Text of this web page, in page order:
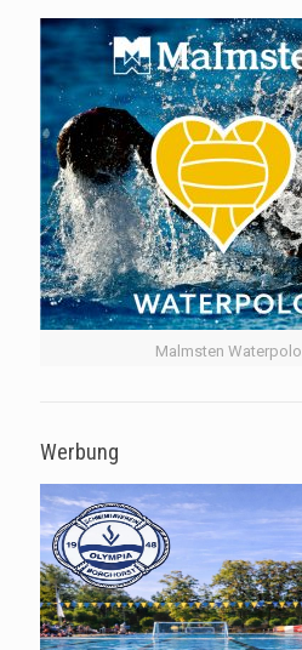
Malmsten Waterpolo
Werbung